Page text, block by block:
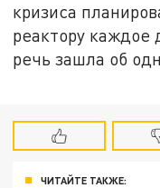
кризиса
реактору каждое
речь зашла об
ЧИТАЙТЕ ТАКЖЕ: